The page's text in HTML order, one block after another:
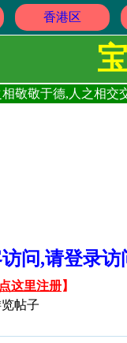
香港区
敬敬于德,人之相
访问,请登录
点这里注册】
帖子